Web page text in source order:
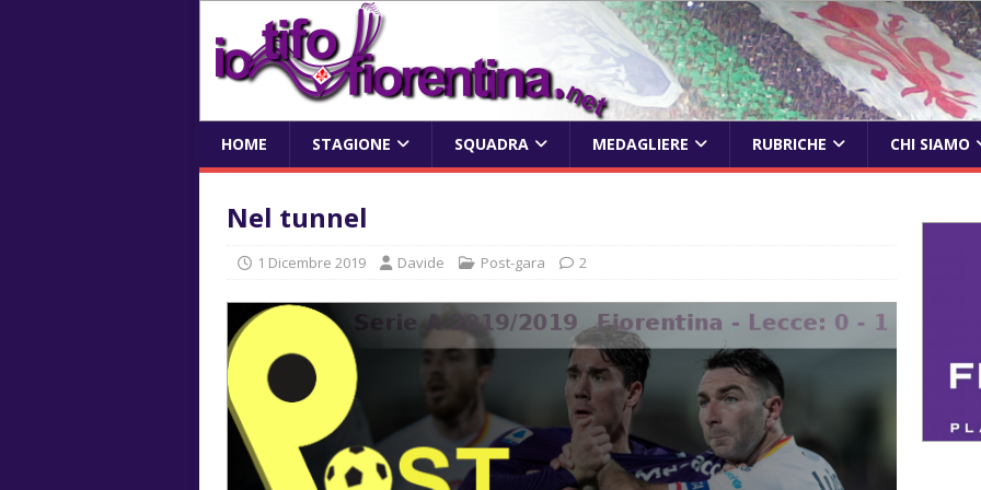
HOME STAGIONE SQUADRA MEDAGLIERE RUBRICHE CHI SIAMO
Nel tunnel
1 Dicembre 2019 Davide Post-gara 2